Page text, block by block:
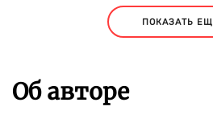
ПОКАЗАТЬ
Об авторе